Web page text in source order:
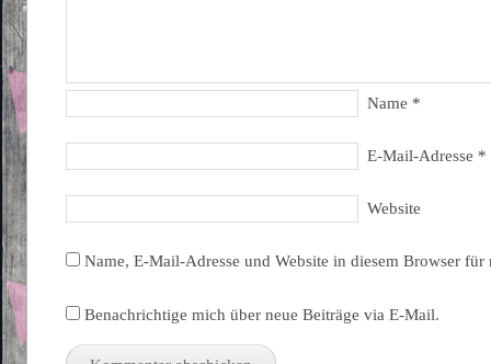
Name *
E-Mail-Adresse *
Website
Name, E-Mail-Adresse und Website in diesem Browser
Benachrichtige mich über neue Beiträge via E-Mail.